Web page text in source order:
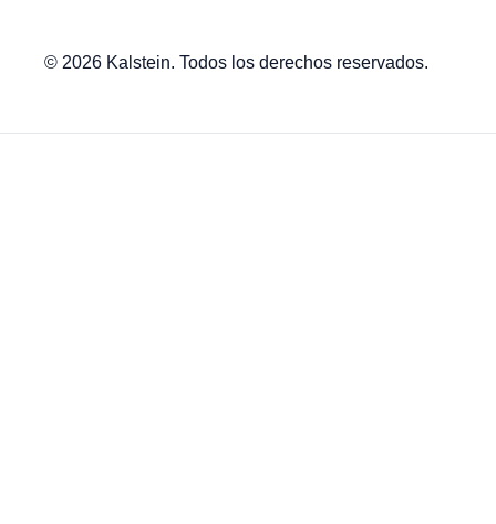
© 2026 Kalstein. Todos los derechos reservados.